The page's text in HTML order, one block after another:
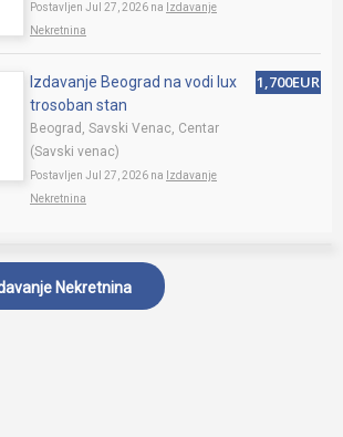
Postavljen Jul 27, 2026 na
Izdavanje
Nekretnina
Izdavanje Beograd na vodi lux
trosoban stan
Beograd, Savski Venac, Centar
(Savski venac)
Postavljen Jul 27, 2026 na
Izdavanje
Nekretnina
1,700EUR
Nekretnina